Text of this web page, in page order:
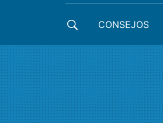
CONSEJOS